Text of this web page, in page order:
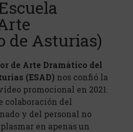
de Asturias)
de Arte Dramático del
(ESAD) nos confió la
promocional en 2021.
colaboración del
y del personal no
en apenas un